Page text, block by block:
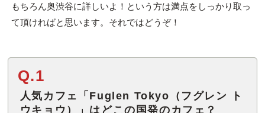
もちろん奥渋谷に詳しいよ！という方は満点をしっかり取っ
て頂ければと思います。それではどうぞ！
Q.1
人気カフェ「Fuglen Tokyo（フグレン ト
ウキョウ）」はどこの国発のカフェ？